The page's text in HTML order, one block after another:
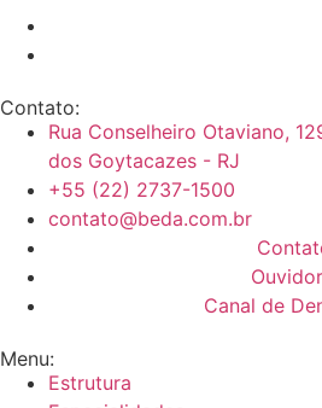
Contato:
Rua Conselheiro Otaviano,
dos Goytacazes - RJ
+55 (22) 2737-1500
contato@beda.com.br
Canal de
Menu:
Estrutura